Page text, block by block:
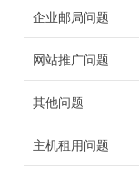
企业邮局问题
网站推广问题
其他问题
主机租用问题